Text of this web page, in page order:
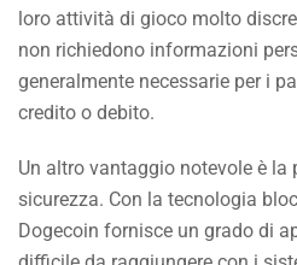
loro attività di gioco molto
non richiedono informazioni
generalmente necessarie per i
credito o debito.
Un altro vantaggio notevole è
sicurezza. Con la tecnologia
Dogecoin fornisce un grado di